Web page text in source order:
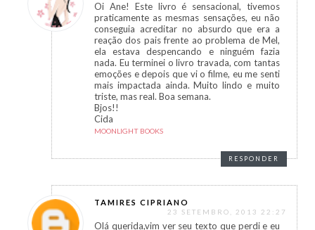
Oi Ane! Este livro é sensacional, tivemos
praticamente as mesmas sensações, eu não
conseguia acreditar no absurdo que era a
reação dos pais frente ao problema de Mel,
ela estava despencando e ninguém fazia
nada. Eu terminei o livro travada, com tantas
emoções e depois que vi o filme, eu me senti
mais impactada ainda. Muito lindo e muito
triste, mas real. Boa semana.
Bjos!!
Cida
MOONLIGHT BOOKS
RESPONDER
TAMIRES CIPRIANO
23 SETEMBRO, 2013 22:27
Olá querida,vim ver seu texto que perdi e eu